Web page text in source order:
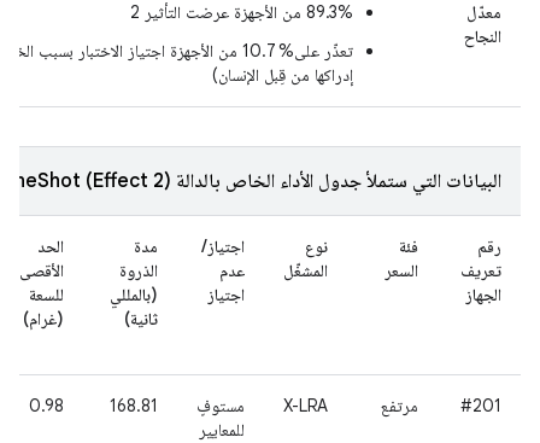
معدّل
النجاح
89.3% من الأجهزة عرضت التأثير 2
إدراكها من قِبل الإنسان)
البيانات التي ستملأ جدول الأداء الخاص بالدالة createOneShot (Effect 2)
رقم
تعريف
الجهاز
فئة
السعر
نوع
المشغّل
اجتياز/
عدم
اجتياز
مدة
الذروة
(بالمللي
ثانية)
الحد
الأقصى
للسعة
(غرام)
#201 مرتفع X-LRA
مستوفٍ
للمعايير
168.81
0.98